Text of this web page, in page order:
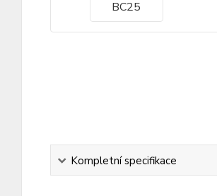
Kompletní specifikace